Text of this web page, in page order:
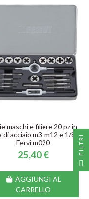
maschi e filiere 20 pz in
di acciaio m3-m12 e 1/8"
Fervi m020
25,40 €
AGGIUNGI AL
CARRELLO
I